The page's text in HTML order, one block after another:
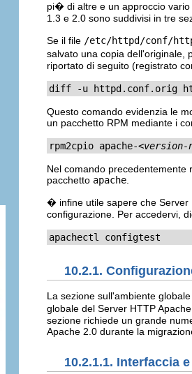
pi� di altre e un approccio
1.3 e 2.0 sono suddivisi in tre
Se il file /etc/httpd/conf/
salvato una copia
riportato di seguito (registrato
diff -u httpd.conf.orig
Questo comando evidenzia le
un pacchetto RPM mediante i
rpm2cpio apache-<version-
Nel comando
pacchetto apache
� infine utile sapere che Server
configurazione. Per accedervi,
apachectl configtest
10.2.1.
La sezione sull'ambiente
globale del Server HTTP
sezione richiede un grande
Apache 2.0 durante la
10.2.1.1. Interfaccia